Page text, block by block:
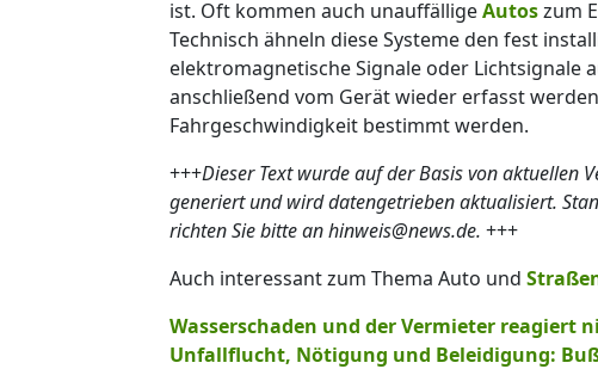
ist. Oft kommen auch unauffälligeAutoszum
Technisch ähneln diese Systeme den fest
elektromagnetische Signale oder Lichtsignale
anschließend vom Gerät wieder erfasst
Fahrgeschwindigkeit bestimmt werden.
+++Dieser Text wurde auf der Basis von aktuellen
generiert und wird datengetrieben aktualisiert.
richten Sie bitte an hinweis@news.de. +++
Auch interessant zum Thema Auto und
Wasserschaden und der Vermieter reagiert
Unfallflucht, Nötigung und Beleidigung: